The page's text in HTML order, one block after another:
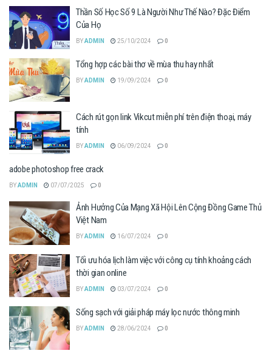
Thần Số Học Số 9 Là Người Như Thế Nào? Đặc Điểm
Của Họ
BYADMIN 25/10/2024 0
Tổng hợp các bài thơ về mùa thu hay nhất
BYADMIN 19/09/2024 0
Cách rút gọn link Vikcut miễn phí trên điện thoại, máy
tính
BYADMIN 06/09/2024 0
adobe photoshop free crack
BYADMIN 07/07/2025 0
Ảnh Hưởng Của Mạng Xã Hội Lên Cộng Đồng Game Thủ
Việt Nam
BYADMIN 16/07/2024 0
Tối ưu hóa lịch làm việc với công cụ tính khoảng cách
thời gian online
BYADMIN 03/07/2024 0
Sống sạch với giải pháp máy lọc nước thông minh
BYADMIN 28/06/2024 0